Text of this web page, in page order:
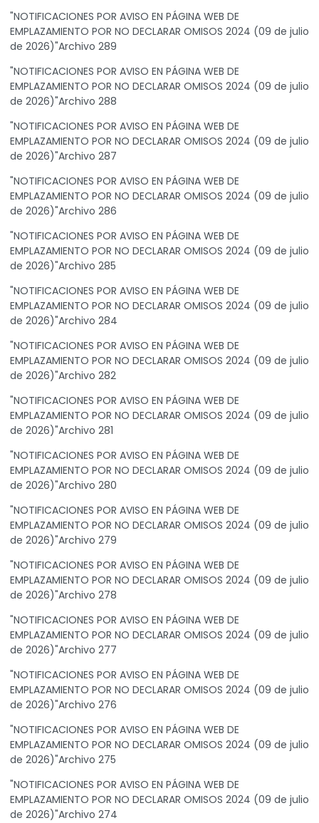
"NOTIFICACIONES POR AVISO EN PÁGINA WEB DE
EMPLAZAMIENTO POR NO DECLARAR OMISOS 2024 (09 de julio
de 2026)"Archivo 289
"NOTIFICACIONES POR AVISO EN PÁGINA WEB DE
EMPLAZAMIENTO POR NO DECLARAR OMISOS 2024 (09 de julio
de 2026)"Archivo 288
"NOTIFICACIONES POR AVISO EN PÁGINA WEB DE
EMPLAZAMIENTO POR NO DECLARAR OMISOS 2024 (09 de julio
de 2026)"Archivo 287
"NOTIFICACIONES POR AVISO EN PÁGINA WEB DE
EMPLAZAMIENTO POR NO DECLARAR OMISOS 2024 (09 de julio
de 2026)"Archivo 286
"NOTIFICACIONES POR AVISO EN PÁGINA WEB DE
EMPLAZAMIENTO POR NO DECLARAR OMISOS 2024 (09 de julio
de 2026)"Archivo 285
"NOTIFICACIONES POR AVISO EN PÁGINA WEB DE
EMPLAZAMIENTO POR NO DECLARAR OMISOS 2024 (09 de julio
de 2026)"Archivo 284
"NOTIFICACIONES POR AVISO EN PÁGINA WEB DE
EMPLAZAMIENTO POR NO DECLARAR OMISOS 2024 (09 de julio
de 2026)"Archivo 282
"NOTIFICACIONES POR AVISO EN PÁGINA WEB DE
EMPLAZAMIENTO POR NO DECLARAR OMISOS 2024 (09 de julio
de 2026)"Archivo 281
"NOTIFICACIONES POR AVISO EN PÁGINA WEB DE
EMPLAZAMIENTO POR NO DECLARAR OMISOS 2024 (09 de julio
de 2026)"Archivo 280
"NOTIFICACIONES POR AVISO EN PÁGINA WEB DE
EMPLAZAMIENTO POR NO DECLARAR OMISOS 2024 (09 de julio
de 2026)"Archivo 279
"NOTIFICACIONES POR AVISO EN PÁGINA WEB DE
EMPLAZAMIENTO POR NO DECLARAR OMISOS 2024 (09 de julio
de 2026)"Archivo 278
"NOTIFICACIONES POR AVISO EN PÁGINA WEB DE
EMPLAZAMIENTO POR NO DECLARAR OMISOS 2024 (09 de julio
de 2026)"Archivo 277
"NOTIFICACIONES POR AVISO EN PÁGINA WEB DE
EMPLAZAMIENTO POR NO DECLARAR OMISOS 2024 (09 de julio
de 2026)"Archivo 276
"NOTIFICACIONES POR AVISO EN PÁGINA WEB DE
EMPLAZAMIENTO POR NO DECLARAR OMISOS 2024 (09 de julio
de 2026)"Archivo 275
"NOTIFICACIONES POR AVISO EN PÁGINA WEB DE
EMPLAZAMIENTO POR NO DECLARAR OMISOS 2024 (09 de julio
de 2026)"Archivo 274